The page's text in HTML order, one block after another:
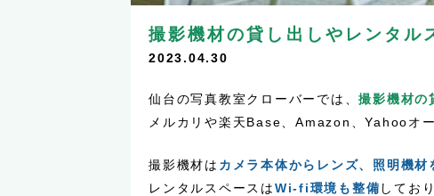
撮影機材の貸し出しやレンタ
2023.04.30
仙台の写真教室クローバーでは、撮影機材の
メルカリや楽天Base、Amazon、Yahooオ
撮影機材は カメラ本体からレンズ、照明機
レンタルスペースはWi-fi環境も整備 してお